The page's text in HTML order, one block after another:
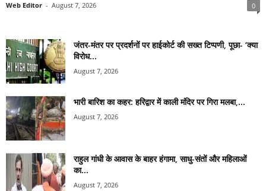
Web Editor - August 7, 2026 0
जंतर-मंतर पर प्रदर्शनों पर हाईकोर्ट की सख्त टिप्पणी, पूछा- ‘क्या
विरोध...
August 7, 2026
भारी बारिश का कहर: हरिद्वार में काली मंदिर पर गिरा मलबा,...
August 7, 2026
राहुल गांधी के आवास के बाहर हंगामा, साधु-संतों और महिलाओं
का...
August 7, 2026